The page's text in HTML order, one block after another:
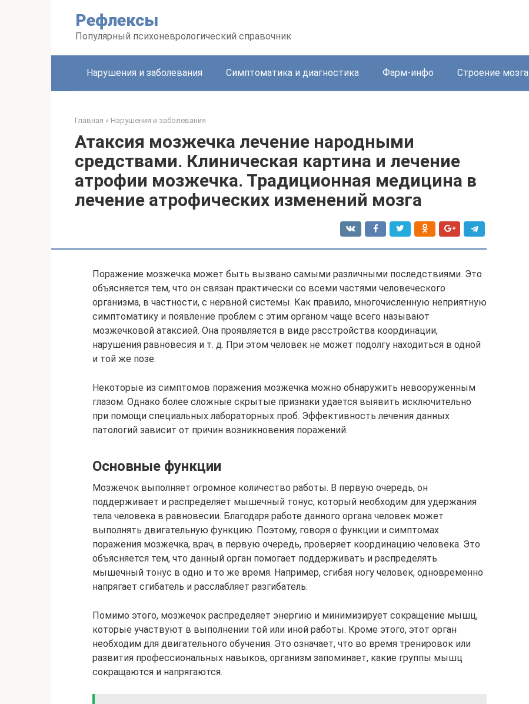
Рефлексы
Популярный психоневрологический справочник
Нарушения и заболевания Симптоматика и диагностика Фарм-инфо Строение мозга
Главная » Нарушения и заболевания
Атаксия мозжечка лечение народными
средствами. Клиническая картина и лечение
атрофии мозжечка. Традиционная медицина в
лечение атрофических изменений мозга
Поражение мозжечка может быть вызвано самыми различными последствиями. Это
объясняется тем, что он связан практически со всеми частями человеческого
организма, в частности, с нервной системы. Как правило, многочисленную неприятную
симптоматику и появление проблем с этим органом чаще всего называют
мозжечковой атаксией. Она проявляется в виде расстройства координации,
нарушения равновесия и т. д. При этом человек не может подолгу находиться в одной
и той же позе.
Некоторые из симптомов поражения мозжечка можно обнаружить невооруженным
глазом. Однако более сложные скрытые признаки удается выявить исключительно
при помощи специальных лабораторных проб. Эффективность лечения данных
патологий зависит от причин возникновения поражений.
Основные функции
Мозжечок выполняет огромное количество работы. В первую очередь, он
поддерживает и распределяет мышечный тонус, который необходим для удержания
тела человека в равновесии. Благодаря работе данного органа человек может
выполнять двигательную функцию. Поэтому, говоря о функции и симптомах
поражения мозжечка, врач, в первую очередь, проверяет координацию человека. Это
объясняется тем, что данный орган помогает поддерживать и распределять
мышечный тонус в одно и то же время. Например, сгибая ногу человек, одновременно
напрягает сгибатель и расслабляет разгибатель.
Помимо этого, мозжечок распределяет энергию и минимизирует сокращение мышц,
которые участвуют в выполнении той или иной работы. Кроме этого, этот орган
необходим для двигательного обучения. Это означает, что во время тренировок или
развития профессиональных навыков, организм запоминает, какие группы мышц
сокращаются и напрягаются.